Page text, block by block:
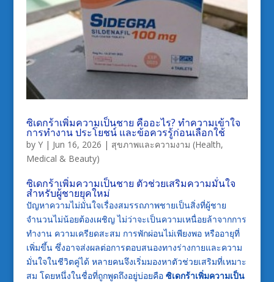
ซิเดกร้าเพิ่มความเป็นชาย คืออะไร? ทำความเข้าใจ
การทำงาน ประโยชน์ และข้อควรรู้ก่อนเลือกใช้
by Y| Jun 16, 2026 | สุขภาพและความงาม (Health,
Medical & Beauty)
ซิเดกร้าเพิ่มความเป็นชาย ตัวช่วยเสริมความมั่นใจ
สำหรับผู้ชายยุคใหม่
ปัญหาความไม่มั่นใจเรื่องสมรรถภาพชายเป็นสิ่งที่ผู้ชาย
จำนวนไม่น้อยต้องเผชิญ ไม่ว่าจะเป็นความเหนื่อยล้าจากการ
ทำงาน ความเครียดสะสม การพักผ่อนไม่เพียงพอ หรืออายุที่
เพิ่มขึ้น ซึ่งอาจส่งผลต่อการตอบสนองทางร่างกายและความ
มั่นใจในชีวิตคู่ได้ หลายคนจึงเริ่มมองหาตัวช่วยเสริมที่เหมาะ
สม โดยหนึ่งในชื่อที่ถูกพูดถึงอยู่บ่อยคือ ซิเดกร้าเพิ่มความเป็น